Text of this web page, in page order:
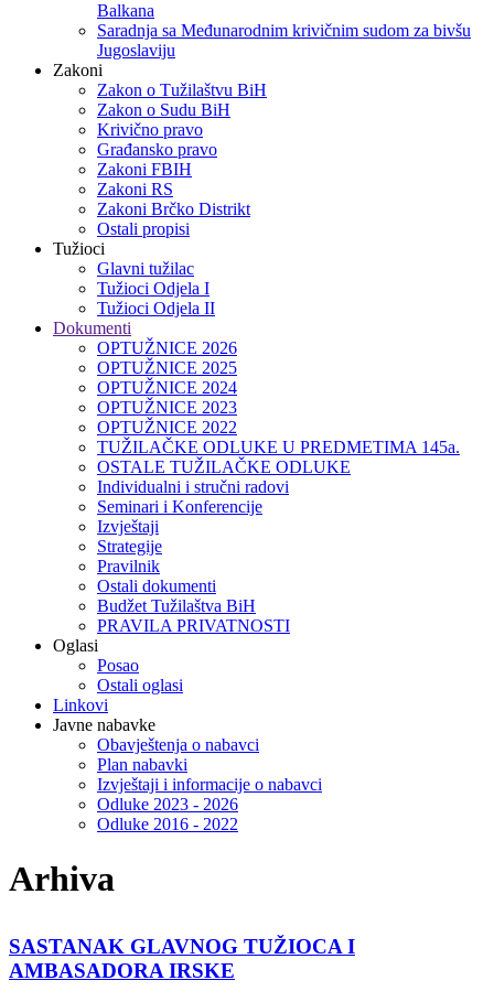
Balkana
Saradnja sa Međunarodnim krivičnim sudom za bivšu
Jugoslaviju
Zakoni
Zakon o Тužilaštvu BiH
Zakon o Sudu BiH
Krivično pravo
Građansko pravo
Zakoni FBIH
Zakoni RS
Zakoni Brčko Distrikt
Ostali propisi
Tužioci
Glavni tužilac
Tužioci Odjela I
Tužioci Odjela II
Dokumenti
OPTUŽNICE 2026
OPTUŽNICE 2025
OPTUŽNICE 2024
OPTUŽNICE 2023
OPTUŽNICE 2022
TUŽILAČKE ODLUKE U PREDMETIMA 145a.
OSTALE TUŽILAČKE ODLUKE
Individualni i stručni radovi
Seminari i Konferencije
Izvještaji
Strategije
Pravilnik
Ostali dokumenti
Budžet Tužilaštva BiH
PRAVILA PRIVATNOSTI
Oglasi
Posao
Ostali oglasi
Linkovi
Javne nabavke
Obavještenja o nabavci
Plan nabavki
Izvještaji i informacije o nabavci
Odluke 2023 - 2026
Odluke 2016 - 2022
Arhiva
SASTANAK GLAVNOG TUŽIOCA I
AMBASADORA IRSKE